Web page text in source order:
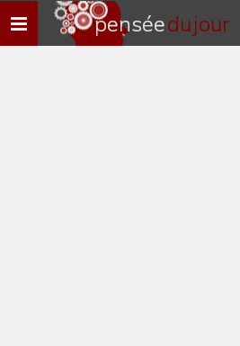
Navigation
rapide
penséedu jour